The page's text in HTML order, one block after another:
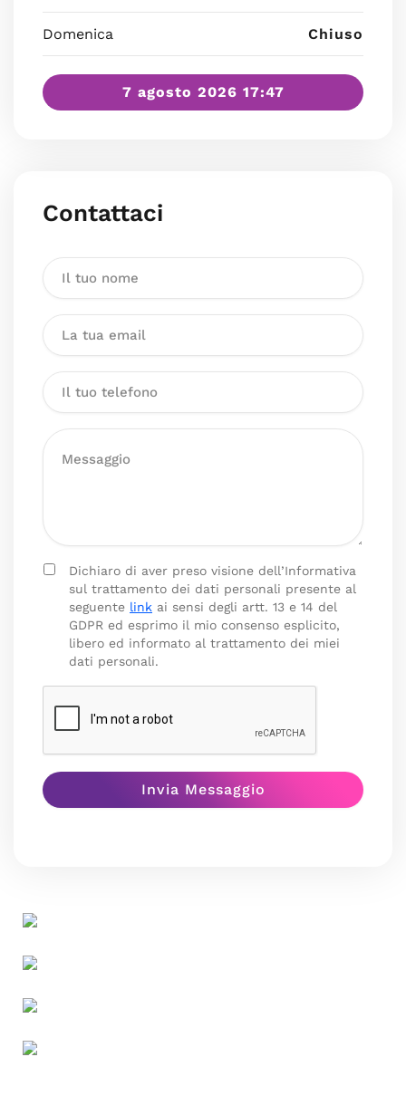
Domenica Chiuso
7 agosto 2026 17:47
Contattaci
Dichiaro di aver preso visione dell’Informativa
sul trattamento dei dati personali presente al
seguente link ai sensi degli artt. 13 e 14 del
GDPR ed esprimo il mio consenso esplicito,
libero ed informato al trattamento dei miei
dati personali.